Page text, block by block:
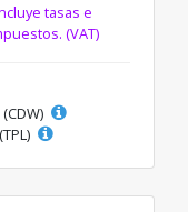
tasas e
(VAT)